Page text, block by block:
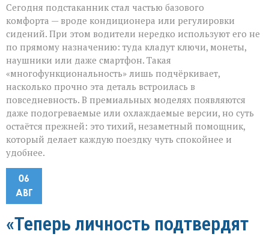
Сегодня подстаканник стал частью базового
комфорта — вроде кондиционера или регулировки
сидений. При этом водители нередко используют его не
по прямому назначению: туда кладут ключи, монеты,
наушники или даже смартфон. Такая
«многофункциональность» лишь подчёркивает,
насколько прочно эта деталь встроилась в
повседневность. В премиальных моделях появляются
даже подогреваемые или охлаждаемые версии, но суть
остаётся прежней: это тихий, незаметный помощник,
который делает каждую поездку чуть спокойнее и
удобнее.
06
АВГ
«Теперь личность подтвердят